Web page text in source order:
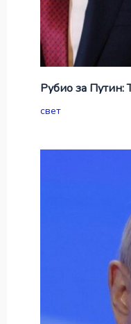
Рубио за Путин:
свет